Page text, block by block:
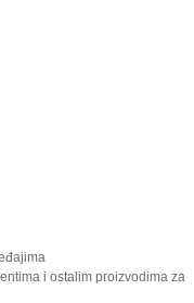
i ostalim proizvodima za